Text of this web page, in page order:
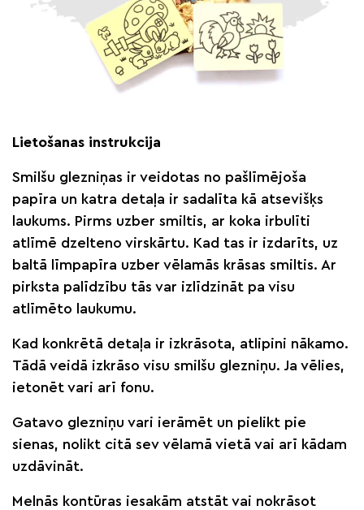
Lietošanas instrukcija
Smilšu glezniņas ir veidotas no pašlīmējoša
papīra un katra detaļa ir sadalīta kā atsevišķs
laukums. Pirms uzber smiltis, ar koka irbulīti
atlīmē dzelteno virskārtu. Kad tas ir izdarīts, uz
baltā līmpapīra uzber vēlamās krāsas smiltis. Ar
pirksta palīdzību tās var izlīdzināt pa visu
atlīmēto laukumu.
Kad konkrētā detaļa ir izkrāsota, atlipini nākamo.
Tādā veidā izkrāso visu smilšu glezniņu. Ja vēlies,
ietonēt vari arī fonu.
Gatavo glezniņu vari ierāmēt un pielikt pie
sienas, nolikt citā sev vēlamā vietā vai arī kādam
uzdāvināt.
Melnās kontūras iesakām atstāt vai nokrāsot